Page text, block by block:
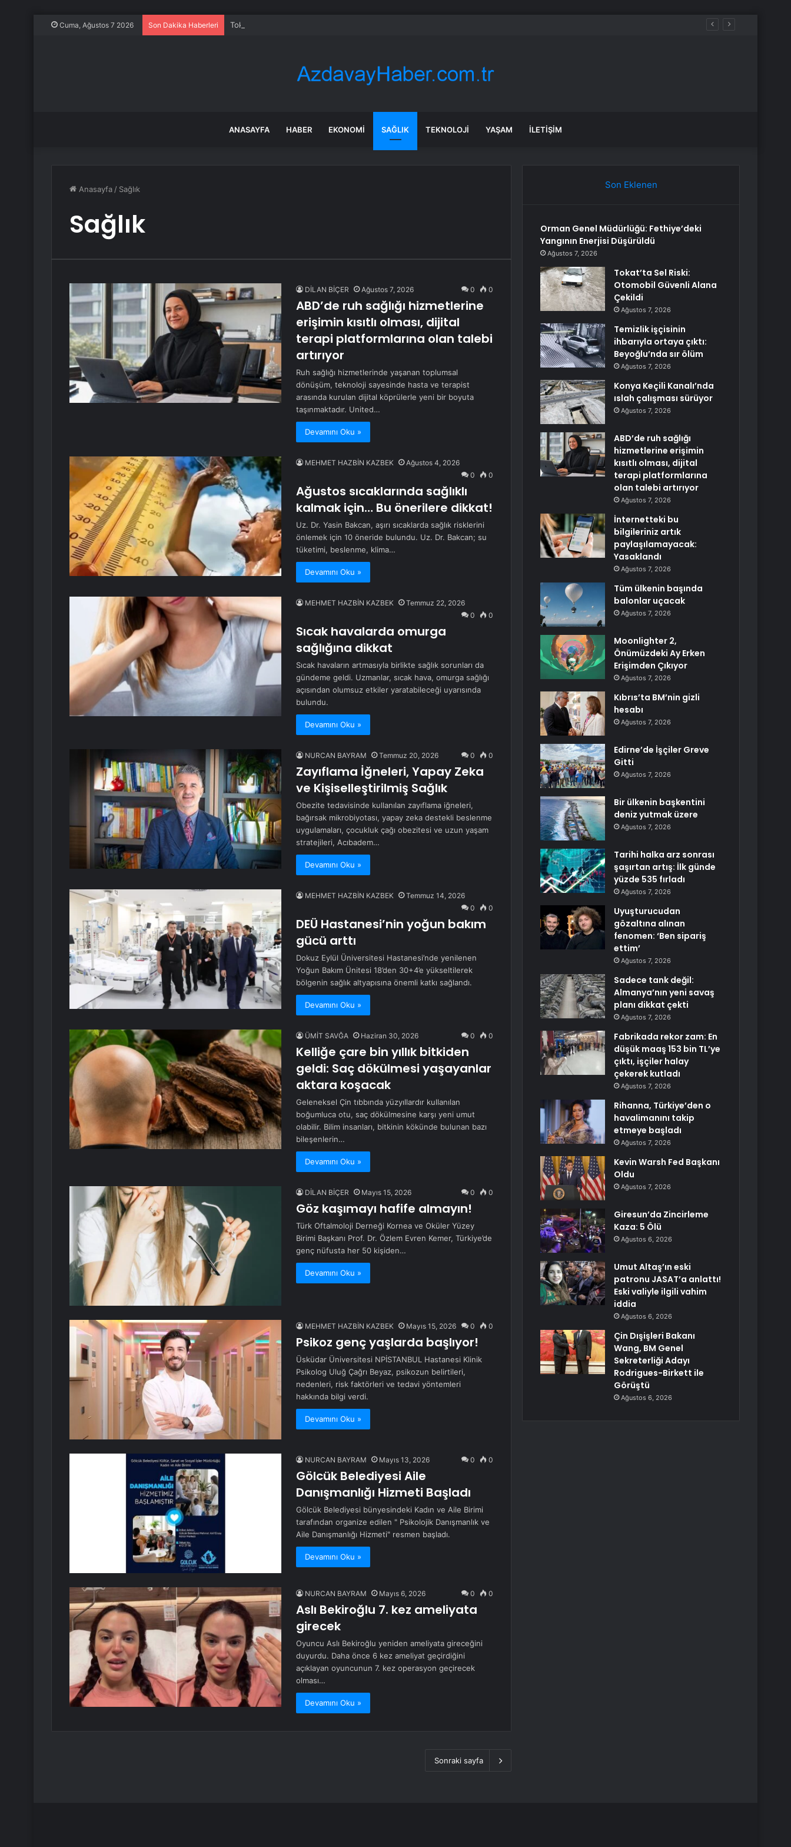
Cuma, Ağustos 7 2026 Son Dakika Haberleri Tokat’ta Sel Riski: Otomobil Güvenli Alana Çekildi
ANASAYFA HABER EKONOMI SAĞLIK TEKNOLOJI YAŞAM İLETIŞIM
Anasayfa / Sağlık
Sağlık
DİLAN BİÇER Ağustos 7, 2026 0 0
ABD’de ruh sağlığı hizmetlerine
erişimin kısıtlı olması, dijital
terapi platformlarına olan talebi
artırıyor
Ruh sağlığı hizmetlerinde yaşanan toplumsal
dönüşüm, teknoloji sayesinde hasta ve terapist
arasında kurulan dijital köprülerle yeni bir boyuta
taşınmaktadır. United…
Devamını Oku »
MEHMET HAZBİN KAZBEK
Ağustos 4, 2026
0
0
Ağustos sıcaklarında sağlıklı
kalmak için… Bu önerilere dikkat!
Uz. Dr. Yasin Bakcan, aşırı sıcaklarda sağlık risklerini
önlemek için 10 öneride bulundu. Uz. Dr. Bakcan; su
tüketimi, beslenme, klima…
Devamını Oku »
MEHMET HAZBİN KAZBEK
Temmuz 22, 2026
0
0
Sıcak havalarda omurga
sağlığına dikkat
Sıcak havaların artmasıyla birlikte sağlık sorunları da
gündeme geldi. Uzmanlar, sıcak hava, omurga sağlığı
açısından olumsuz etkiler yaratabileceği uyarısında
bulundu.
Devamını Oku »
NURCAN BAYRAM Temmuz 20, 2026 0 0
Zayıflama İğneleri, Yapay Zeka
ve Kişiselleştirilmiş Sağlık
Obezite tedavisinde kullanılan zayıflama iğneleri,
bağırsak mikrobiyotası, yapay zeka destekli beslenme
uygulamaları, çocukluk çağı obezitesi ve uzun yaşam
stratejileri, Acıbadem…
Devamını Oku »
MEHMET HAZBİN KAZBEK
Temmuz 14, 2026
0
0
DEÜ Hastanesi’nin yoğun bakım
gücü arttı
Dokuz Eylül Üniversitesi Hastanesi’nde yenilenen
Yoğun Bakım Ünitesi 18’den 30+4’e yükseltilerek
bölgenin sağlık altyapısına önemli katkı sağlandı.
Devamını Oku »
ÜMİT SAVĞA Haziran 30, 2026 0 0
Kelliğe çare bin yıllık bitkiden
geldi: Saç dökülmesi yaşayanlar
aktara koşacak
Geleneksel Çin tıbbında yüzyıllardır kullanılan
boğumluca otu, saç dökülmesine karşı yeni umut
olabilir. Bilim insanları, bitkinin kökünde bulunan bazı
bileşenlerin…
Devamını Oku »
DİLAN BİÇER Mayıs 15, 2026 0 0
Göz kaşımayı hafife almayın!
Türk Oftalmoloji Derneği Kornea ve Oküler Yüzey
Birimi Başkanı Prof. Dr. Özlem Evren Kemer, Türkiye’de
genç nüfusta her 50 kişiden…
Devamını Oku »
MEHMET HAZBİN KAZBEK Mayıs 15, 2026 0 0
Psikoz genç yaşlarda başlıyor!
Üsküdar Üniversitesi NPİSTANBUL Hastanesi Klinik
Psikolog Uluğ Çağrı Beyaz, psikozun belirtileri,
nedenleri, risk faktörleri ve tedavi yöntemleri
hakkında bilgi verdi.
Devamını Oku »
NURCAN BAYRAM Mayıs 13, 2026 0 0
Gölcük Belediyesi Aile
Danışmanlığı Hizmeti Başladı
Gölcük Belediyesi bünyesindeki Kadın ve Aile Birimi
tarafından organize edilen " Psikolojik Danışmanlık ve
Aile Danışmanlığı Hizmeti" resmen başladı.
Devamını Oku »
NURCAN BAYRAM Mayıs 6, 2026 0 0
Aslı Bekiroğlu 7. kez ameliyata
girecek
Oyuncu Aslı Bekiroğlu yeniden ameliyata gireceğini
duyurdu. Daha önce 6 kez ameliyat geçirdiğini
açıklayan oyuncunun 7. kez operasyon geçirecek
olması…
Devamını Oku »
Sonraki sayfa
Son Eklenen
Orman Genel Müdürlüğü: Fethiye’deki
Yangının Enerjisi Düşürüldü
Ağustos 7, 2026
Tokat’ta Sel Riski:
Otomobil Güvenli Alana
Çekildi
Ağustos 7, 2026
Temizlik işçisinin
ihbarıyla ortaya çıktı:
Beyoğlu’nda sır ölüm
Ağustos 7, 2026
Konya Keçili Kanalı’nda
ıslah çalışması sürüyor
Ağustos 7, 2026
ABD’de ruh sağlığı
hizmetlerine erişimin
kısıtlı olması, dijital
terapi platformlarına
olan talebi artırıyor
Ağustos 7, 2026
İnternetteki bu
bilgileriniz artık
paylaşılamayacak:
Yasaklandı
Ağustos 7, 2026
Tüm ülkenin başında
balonlar uçacak
Ağustos 7, 2026
Moonlighter 2,
Önümüzdeki Ay Erken
Erişimden Çıkıyor
Ağustos 7, 2026
Kıbrıs’ta BM’nin gizli
hesabı
Ağustos 7, 2026
Edirne’de İşçiler Greve
Gitti
Ağustos 7, 2026
Bir ülkenin başkentini
deniz yutmak üzere
Ağustos 7, 2026
Tarihi halka arz sonrası
şaşırtan artış: İlk günde
yüzde 535 fırladı
Ağustos 7, 2026
Uyuşturucudan
gözaltına alınan
fenomen: ‘Ben sipariş
ettim’
Ağustos 7, 2026
Sadece tank değil:
Almanya’nın yeni savaş
planı dikkat çekti
Ağustos 7, 2026
Fabrikada rekor zam: En
düşük maaş 153 bin TL’ye
çıktı, işçiler halay
çekerek kutladı
Ağustos 7, 2026
Rihanna, Türkiye’den o
havalimanını takip
etmeye başladı
Ağustos 7, 2026
Kevin Warsh Fed Başkanı
Oldu
Ağustos 7, 2026
Giresun’da Zincirleme
Kaza: 5 Ölü
Ağustos 6, 2026
Umut Altaş’ın eski
patronu JASAT’a anlattı!
Eski valiyle ilgili vahim
iddia
Ağustos 6, 2026
Çin Dışişleri Bakanı
Wang, BM Genel
Sekreterliği Adayı
Rodrigues-Birkett ile
Görüştü
Ağustos 6, 2026